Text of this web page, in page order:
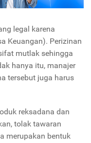
legal karena
Keuangan). Perizinan
mutlak sehingga
hanya itu, manajer
tersebut juga harus
reksadana dan
tolak tawaran
merupakan bentuk